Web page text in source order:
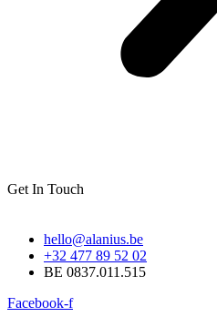
Get In Touch
hello@alanius.be
+32 477 89 52 02
BE 0837.011.515
Facebook-f